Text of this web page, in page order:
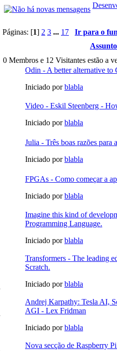
Páginas: [1] 2 3 ... 17
Ir para o
Assunto
0 Membros e 12 Visitantes estão a
Odin - A better alternative to
Iniciado porblabla
Video - Eskil Steenberg -
Iniciado porblabla
Julia - Três boas razões para
Iniciado porblabla
FPGAs - Como começar a
Iniciado porblabla
Imagine this kind of
Programming Language.
Iniciado porblabla
Transformers - The leading
Scratch.
Iniciado porblabla
Andrej Karpathy: Tesla AI,
AGI - Lex Fridman
Iniciado porblabla
Nova secção de Raspberry